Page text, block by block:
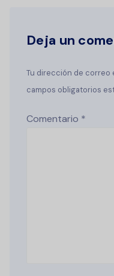
Deja un
Tu dirección de correo
campos obligatorios
Comentario *